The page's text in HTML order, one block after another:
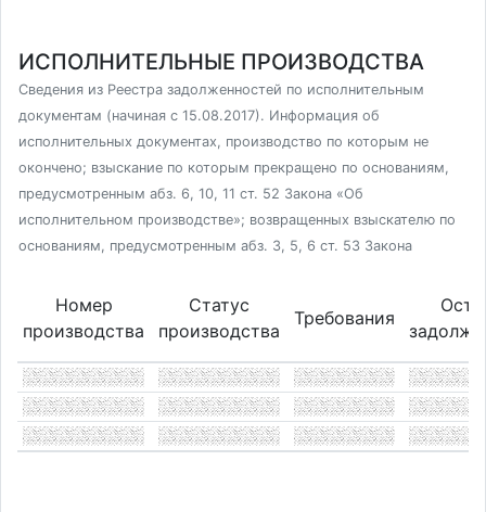
ИСПОЛНИТЕЛЬНЫЕ ПРОИЗВОДСТВА
Сведения из Реестра задолженностей по исполнительным
документам (начиная с 15.08.2017). Информация об
исполнительных документах, производство по которым не
окончено; взыскание по которым прекращено по основаниям,
предусмотренным абз. 6, 10, 11 ст. 52 Закона «Об
исполнительном производстве»; возвращенных взыскателю по
основаниям, предусмотренным абз. 3, 5, 6 ст. 53 Закона
Номер
производства
Статус
производства
Требования